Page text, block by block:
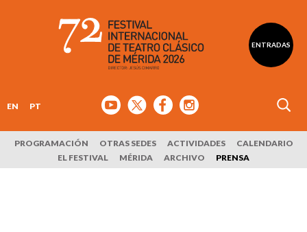
ENTRADAS
EN PT
PROGRAMACIÓN OTRAS SEDES ACTIVIDADES
CALENDARIO
EL FESTIVAL
MÉRIDA ARCHIVO PRENSA